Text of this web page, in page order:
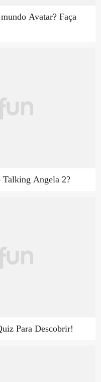
Avatar? Faça
Talking Angela 2?
Para Descobrir!